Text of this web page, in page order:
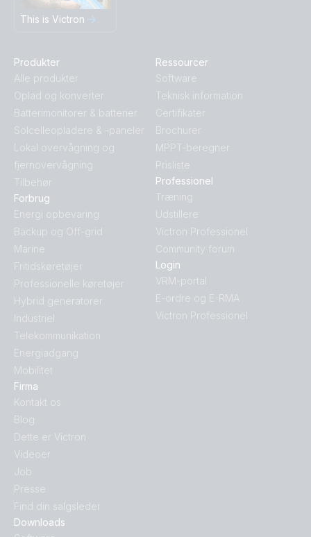
This is Victron
Produkter
Alle produkter
Oplad og konverter
Batterimonitorer & batterier
Solcelleopladere & -paneler
Lokal overvågning og
fjernovervågning
Tilbehør
Downloads
Forbrug
Energi opbevaring
Backup og Off-grid
Marine
Fritidskøretøjer
Professionelle køretøjer
Hybrid generatorer
Industriel
Telekommunikation
Energiadgang
Mobilitet
Firma
Kontakt os
Blog
Dette er Victron
Videoer
Job
Presse
Find din salgsleder
Ressourcer
Software
Teknisk information
Certifikater
Brochurer
MPPT-beregner
Prisliste
Professionel
Træning
Udstillere
Victron Professionel
Community forum
Login
VRM-portal
E-ordre og E-RMA
Victron Professionel